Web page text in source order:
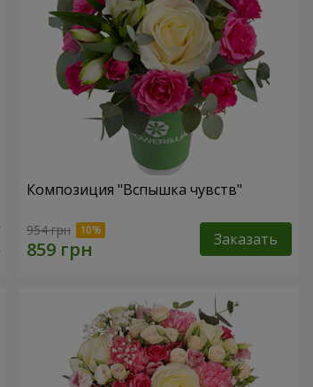
Композиция "Вспышка чувств"
954 грн Заказать